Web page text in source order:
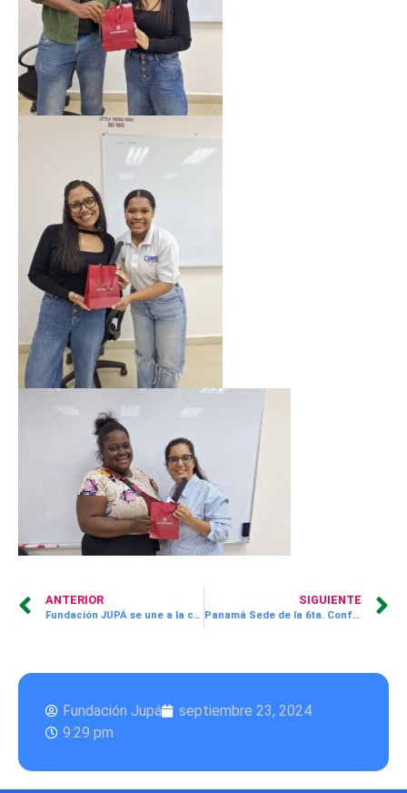
ANTERIOR
Fundación JUPÁ se une a la campaña «Los Niños Primero» de Nutre Hogar
SIGUIENTE
Panamá Sede de la 6ta. Conferencia Regional del Día de las Buenas Acciones con 80 Participantes Internacionales
Fundación Jupá
septiembre 23, 2024
9:29 pm